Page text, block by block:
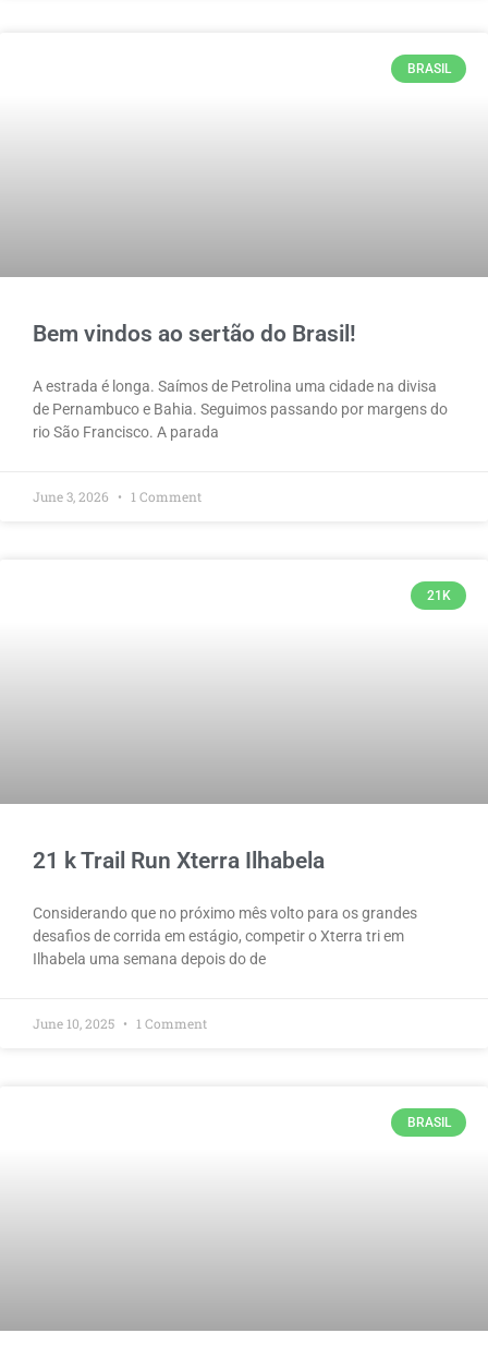
BRASIL
Bem vindos ao sertão do Brasil!
A estrada é longa. Saímos de Petrolina uma cidade na divisa
de Pernambuco e Bahia. Seguimos passando por margens do
rio São Francisco. A parada
June 3, 2026 1 Comment
21K
21 k Trail Run Xterra Ilhabela
Considerando que no próximo mês volto para os grandes
desafios de corrida em estágio, competir o Xterra tri em
Ilhabela uma semana depois do de
June 10, 2025 1 Comment
BRASIL